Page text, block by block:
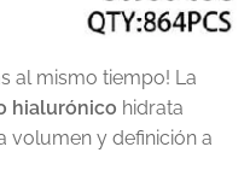
al mismo tiempo! La
hialurónico hidrata
volumen y definición a